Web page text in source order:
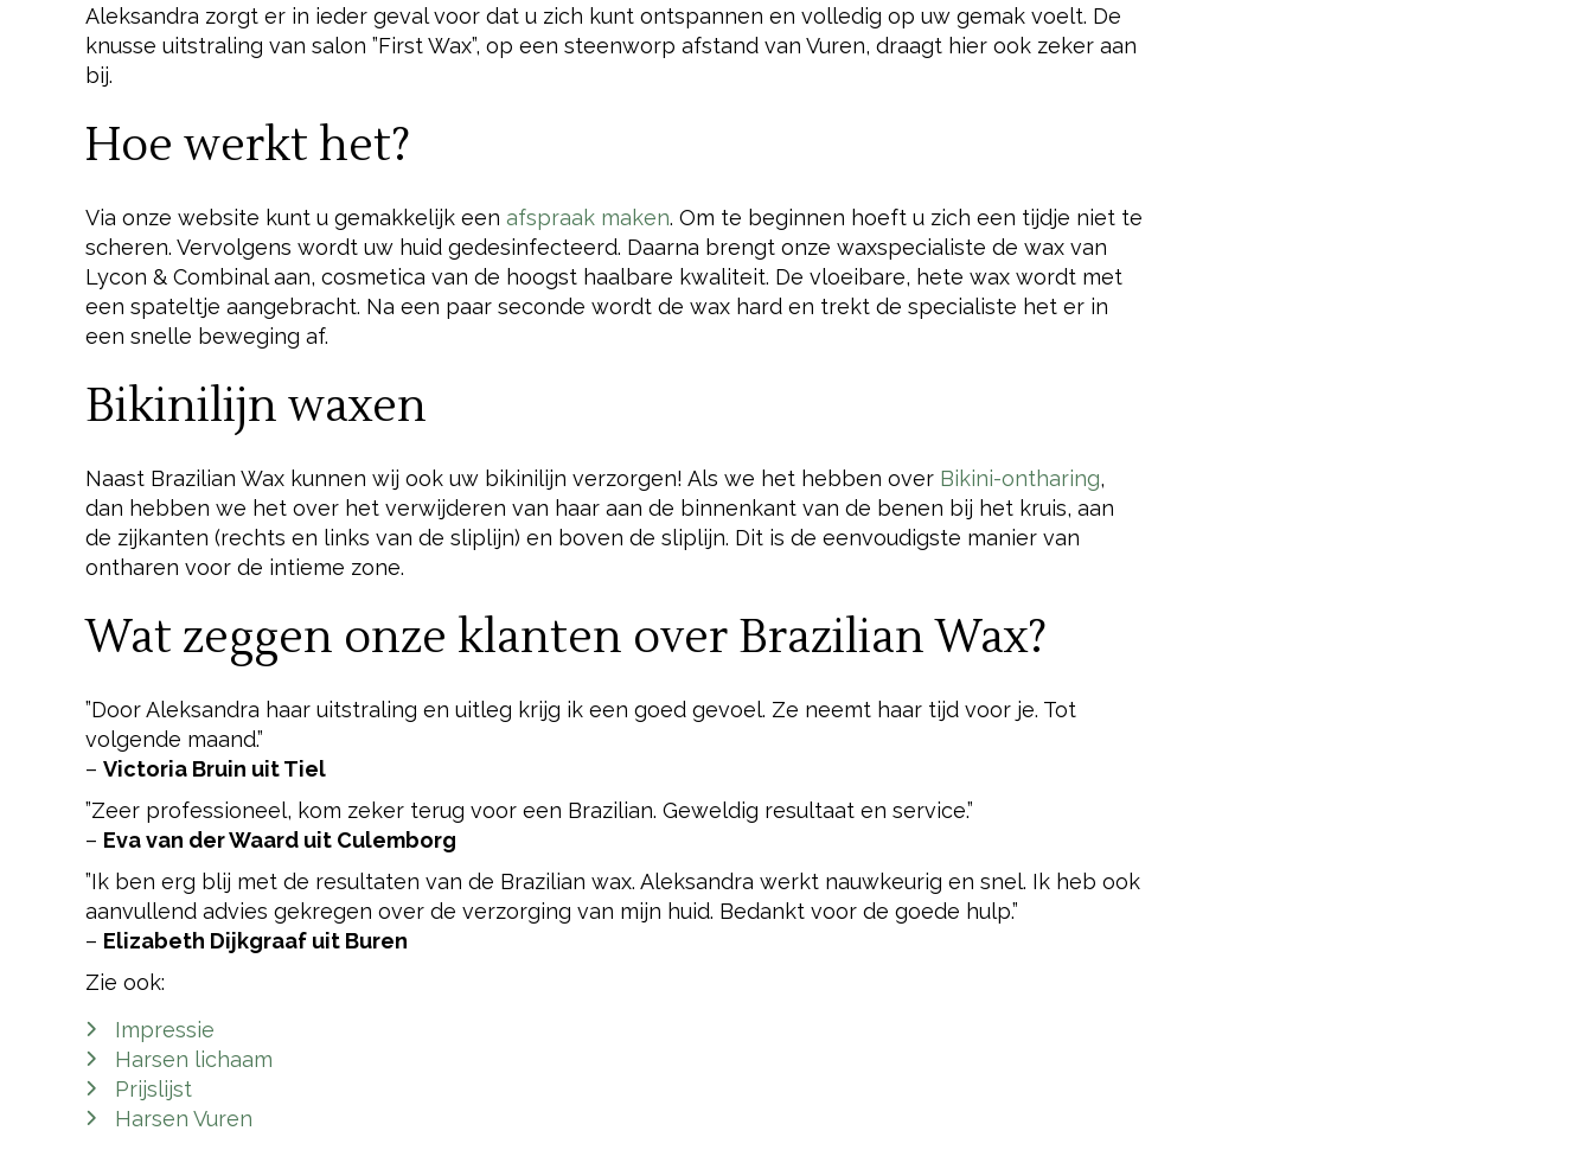
Aleksandra zorgt er in ieder geval voor dat u zich kunt ontspannen en volledig op uw gemak voelt. De
knusse uitstraling van salon ”First Wax”, op een steenworp afstand van Vuren, draagt hier ook zeker aan
bij.
Hoe werkt het?
Via onze website kunt u gemakkelijk een afspraak maken. Om te beginnen hoeft u zich een tijdje niet te
scheren. Vervolgens wordt uw huid gedesinfecteerd. Daarna brengt onze waxspecialiste de wax van
Lycon & Combinal aan, cosmetica van de hoogst haalbare kwaliteit. De vloeibare, hete wax wordt met
een spateltje aangebracht. Na een paar seconde wordt de wax hard en trekt de specialiste het er in
een snelle beweging af.
Bikinilijn waxen
Naast Brazilian Wax kunnen wij ook uw bikinilijn verzorgen! Als we het hebben over Bikini-ontharing,
dan hebben we het over het verwijderen van haar aan de binnenkant van de benen bij het kruis, aan
de zijkanten (rechts en links van de sliplijn) en boven de sliplijn. Dit is de eenvoudigste manier van
ontharen voor de intieme zone.
Wat zeggen onze klanten over Brazilian Wax?
”Door Aleksandra haar uitstraling en uitleg krijg ik een goed gevoel. Ze neemt haar tijd voor je. Tot
volgende maand.”
– Victoria Bruin uit Tiel
”Zeer professioneel, kom zeker terug voor een Brazilian. Geweldig resultaat en service.”
– Eva van der Waard uit Culemborg
”Ik ben erg blij met de resultaten van de Brazilian wax. Aleksandra werkt nauwkeurig en snel. Ik heb ook
aanvullend advies gekregen over de verzorging van mijn huid. Bedankt voor de goede hulp.”
– Elizabeth Dijkgraaf uit Buren
Zie ook:
Impressie
Harsen lichaam
Prijslijst
Harsen Vuren